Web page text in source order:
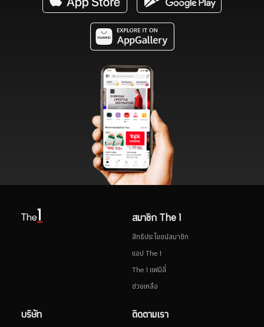
สมาชิก The 1
สิทธิประโยชน์สมาชิก
แอป The 1
The 1 แฟมิลี่
ช่วยเหลือ
บริษัท ติดตามเรา